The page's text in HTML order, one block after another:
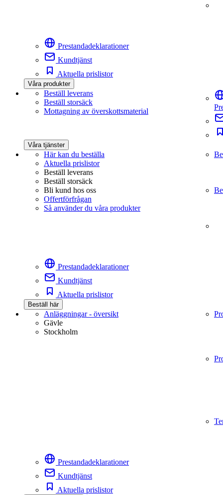
Prestandadeklarationer
Kundtjänst
Aktuella prislistor
Våra produkter
Beställ leverans
Beställ storsäck
Mottagning av överskottsmaterial
Våra tjänster
Här kan du beställa
Aktuella prislistor
Beställ leverans
Beställ storsäck
Bli kund hos oss
Offertförfrågan
Så använder du våra produkter
Prestandadeklarationer
Kundtjänst
Aktuella prislistor
Beställ här
Anläggningar - översikt
Gävle
Stockholm
Prestandadeklarationer
Kundtjänst
Aktuella prislistor